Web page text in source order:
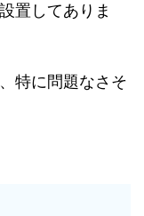
置してありま
特に問題なさそ